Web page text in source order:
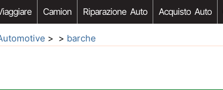
Camion Riparazione Auto Acquisto Auto
> > barche